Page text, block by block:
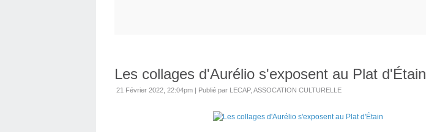
Les collages d'Aurélio s'exposent au Plat d'Étain
21 Février 2022, 22:04pm | Publié par LECAP, ASSOCATION CULTURELLE